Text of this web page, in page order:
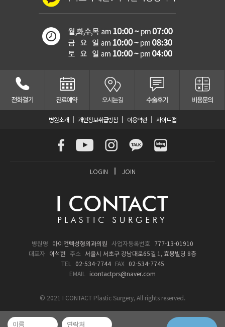
병원소개 개인정보취급방침 이용약관 사이트맵
LOGIN JOIN
병원명 아이컨텍성형외과의원 사업자등록번호 777-13-01910
대표자 이석현 주소 서울시 서초구 강남대로65길 1, 효봉빌딩 8층
TEL
02-534-7744 FAX 02-534-7745
EMAIL
icontactprs@naver.com
© 2021 I CONTACT Plastic Surgery, All rights reserved.